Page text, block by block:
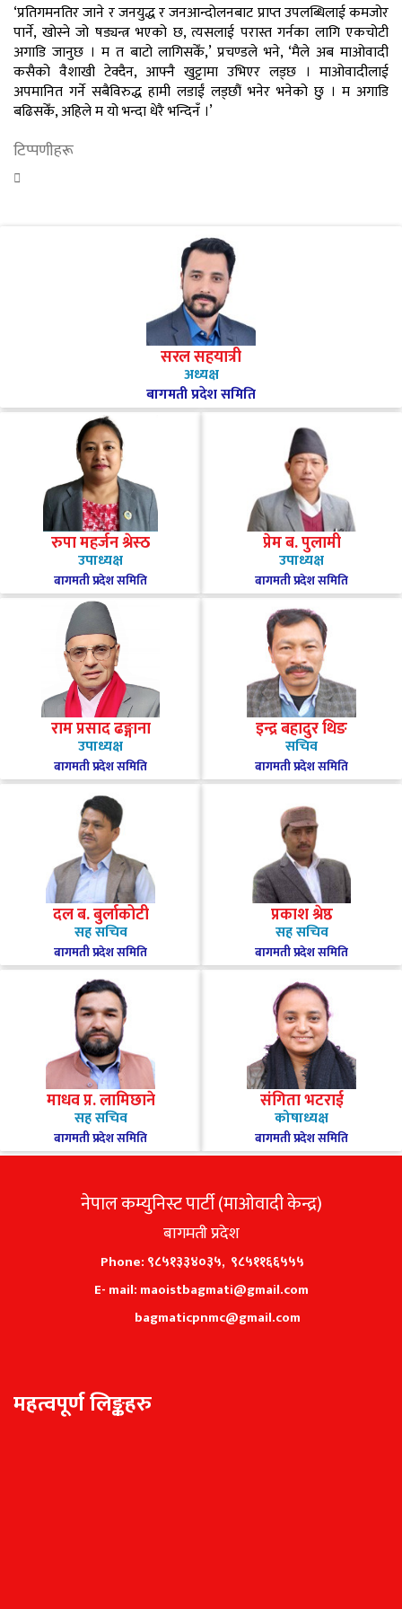
‘प्रतिगमनतिर जाने र जनयुद्ध र जनआन्दोलनबाट प्राप्त उपलब्धिलाई कमजोर
पार्ने, खोस्ने जो षड्यन्त्र भएको छ, त्यसलाई परास्त गर्नका लागि एकचोटी
अगाडि जानुछ । म त बाटो लागिसकेँ,’ प्रचण्डले भने, ‘मैले अब माओवादी
कसैको वैशाखी टेक्दैन, आफ्नै खुट्टामा उभिएर लड्छ । माओवादीलाई
अपमानित गर्ने सबैविरुद्ध हामी लडाईं लड्छौं भनेर भनेको छु । म अगाडि
बढिसकेँ, अहिले म यो भन्दा धेरै भन्दिनँ ।’
टिप्पणीहरू
सरल सहयात्री
अध्यक्ष
बागमती प्रदेश समिति
रुपा महर्जन श्रेस्ठ
उपाध्यक्ष
बागमती प्रदेश समिति
प्रेम ब. पुलामी
उपाध्यक्ष
बागमती प्रदेश समिति
राम प्रसाद ढङ्गाना
उपाध्यक्ष
बागमती प्रदेश समिति
इन्द्र बहादुर थिङ
सचिव
बागमती प्रदेश समिति
दल ब. बुर्लाकोटी
सह सचिव
बागमती प्रदेश समिति
प्रकाश श्रेष्ठ
सह सचिव
बागमती प्रदेश समिति
माधव प्र. लामिछाने
सह सचिव
बागमती प्रदेश समिति
संगिता भटराई
कोषाध्यक्ष
बागमती प्रदेश समिति
नेपाल कम्युनिस्ट पार्टी (माओवादी केन्द्र)
बागमती प्रदेश
Phone: ९८५१३३४०३५, ९८५११६६५५५
E- mail: maoistbagmati@gmail.com
bagmaticpnmc@gmail.com
महत्वपूर्ण लिङ्कहरु